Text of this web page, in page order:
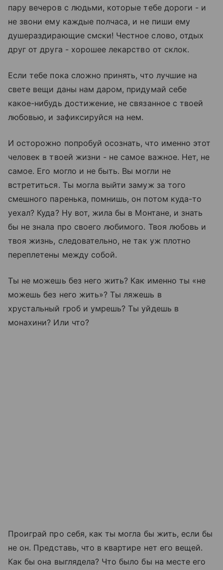
пару вечеров с людьми, которые тебе дороги - и
не звони ему каждые полчаса, и не пиши ему
душераздирающие смски! Честное слово, отдых
друг от друга - хорошее лекарство от склок.
Если тебе пока сложно принять, что лучшие на
свете вещи даны нам даром, придумай себе
какое-нибудь достижение, не связанное с твоей
любовью, и зафиксируйся на нем.
И осторожно попробуй осознать, что именно этот
человек в твоей жизни - не самое важное. Нет, не
самое. Его могло и не быть. Вы могли не
встретиться. Ты могла выйти замуж за того
смешного паренька, помнишь, он потом куда-то
уехал? Куда? Ну вот, жила бы в Монтане, и знать
бы не знала про своего любимого. Твоя любовь и
твоя жизнь, следовательно, не так уж плотно
переплетены между собой.
Ты не можешь без него жить? Как именно ты «не
можешь без него жить»? Ты ляжешь в
хрустальный гроб и умрешь? Ты уйдешь в
монахини? Или что?
Проиграй про себя, как ты могла бы жить, если бы
не он. Представь, что в квартире нет его вещей.
Как бы она выглядела? Что было бы на месте его